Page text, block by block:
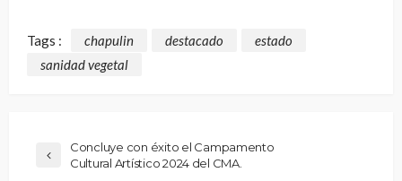
Tags : chapulin destacado
estado
sanidad vegetal
Concluye con éxito el Campamento
Cultural Artístico 2024 del CMA.